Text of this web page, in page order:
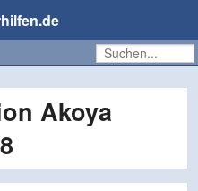
Akoya